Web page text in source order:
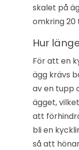
skalet på
omkring 20
Hur
För att en
ägg krävs
av en tupp
ägget,
att
bli en
så att